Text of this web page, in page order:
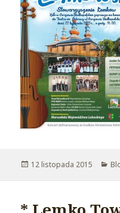
Opublikowano
12 listopada 2015